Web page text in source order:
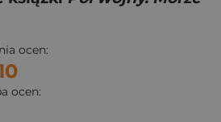
ocen:
ocen: